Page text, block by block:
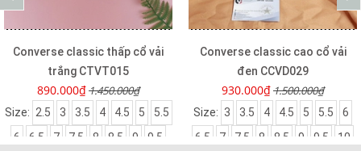
classic thấp cổ vải
CTVT015
1.450.000₫
3 3.5 4 4.5 5
5.5
7.5 8 8.5 9
9.5
Converse classic cao cổ vải
đen CCVD029
1.500.000₫
Size: 3.5 4 4.5 5 5.5
6
6.5
7 7.5 8 8.5 9 9.5 10
Size:
6.5